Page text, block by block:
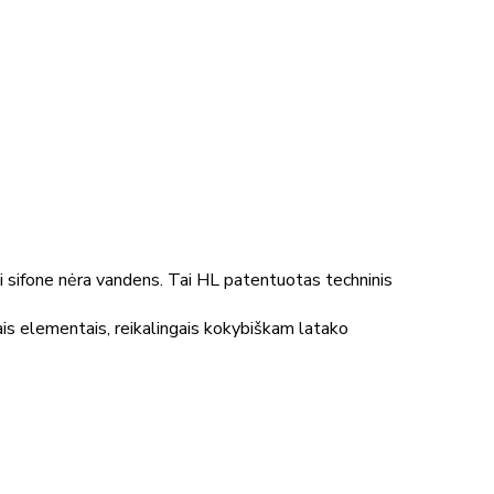
nėra vandens. Tai HL patentuotas techninis
elementais, reikalingais kokybiškam latako